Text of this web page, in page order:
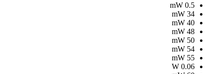
0.5
mW
34
mW
40
mW
48
mW
50
mW
54
mW
55
mW
0.06
W